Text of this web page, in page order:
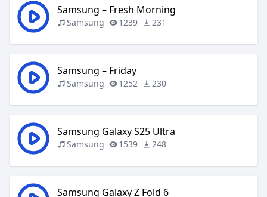
Samsung – Fresh Morning
Samsung 1239 231
Samsung – Friday
Samsung 1252 230
Samsung Galaxy S25 Ultra
Samsung 1539 248
Samsung Galaxy Z Fold 6